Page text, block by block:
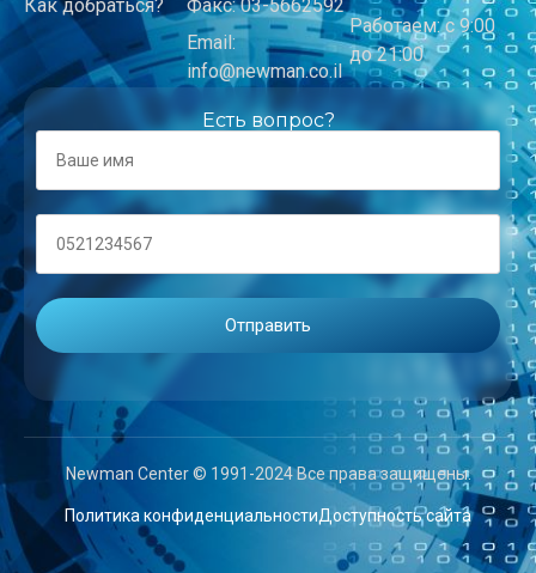
Как добраться?
Факс: 03-5662592
Email:
info@newman.co.il
Работаем: с 9:00
до 21:00
Есть вопрос?
Newman Center © 1991-2024 Все права защищены.
Политика конфиденциальностиДоступность сайта